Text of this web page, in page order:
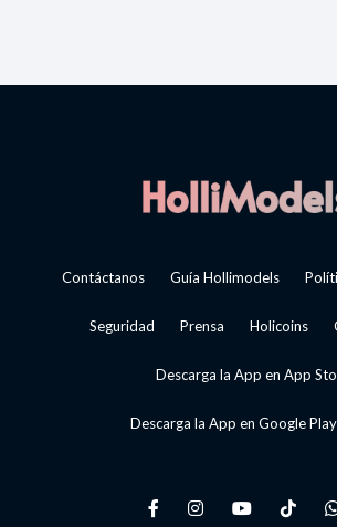
Contáctanos Guía Hollimodels
Seguridad Prensa Holicoins
Descarga la App en App
Descarga la App en Google